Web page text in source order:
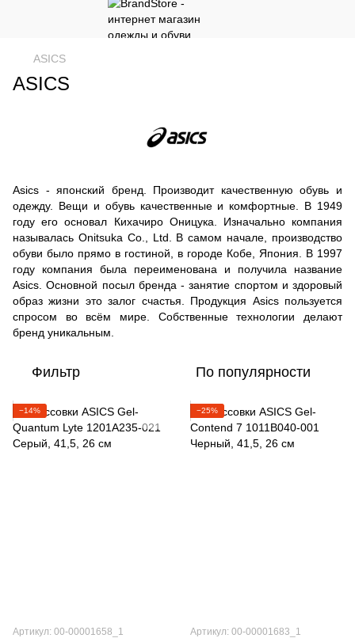
ASICS
ASICS
Asics - японский бренд. Производит качественную обувь и
одежду. Вещи и обувь качественные и комфортные. В 1949
году его основал Кихачиро Оницука. Изначально компания
называлась Onitsuka Co., Ltd. В самом начале, производство
обуви было прямо в гостиной, в городе Кобе, Япония. В 1997
году компания была переименована и получила название
Asics. Основной посыл бренда - занятие спортом и здоровый
образ жизни это залог счастья. Продукция Asics пользуется
спросом во всём мире. Собственные технологии делают
бренд уникальным.
Фильтр По популярности
−14%
Артикул: 00-00001658_1
−25%
Артикул: 00-00001683_1